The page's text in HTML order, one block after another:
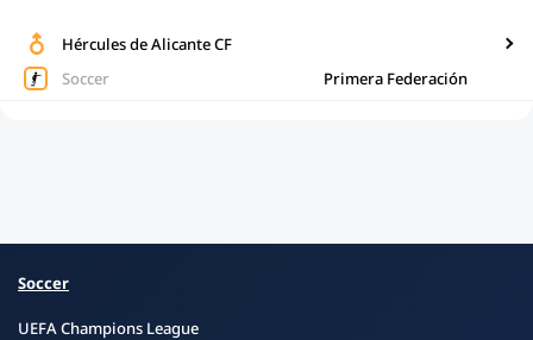
Hércules de Alicante CF
Soccer
Primera Federación
Soccer
UEFA Champions League